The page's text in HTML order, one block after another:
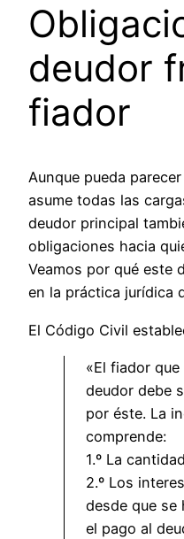
deudor
fiador
Aunque pueda
asume todas las
deudor principal
obligaciones hacia
Veamos por qué este
en la práctica jurídica
El Código Civil
«El fiador
deudor debe
por éste. La
comprende:
1.º La
2.º Los
desde que se
el pago al